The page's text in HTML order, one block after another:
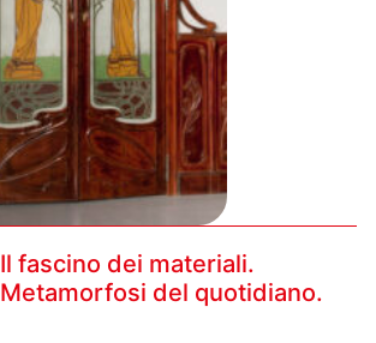
Il fascino dei materiali.
Metamorfosi del quotidiano.